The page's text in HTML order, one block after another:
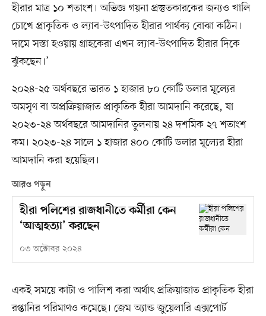
হীরার মাত্র ১০ শতাংশ। অভিজ্ঞ গয়না প্রস্তুতকারকের জন্যও খালি
চোখে প্রাকৃতিক ও ল্যাব-উৎপাদিত হীরার পার্থক্য বোঝা কঠিন।
দামে সস্তা হওয়ায় গ্রাহকেরা এখন ল্যাব-উৎপাদিত হীরার দিকে
ঝুঁকছেন।’
২০২৪-২৫ অর্থবছরে ভারত ১ হাজার ৮০ কোটি ডলার মূল্যের
অমসৃণ বা অপ্রক্রিয়াজাত প্রাকৃতিক হীরা আমদানি করেছে, যা
২০২৩-২৪ অর্থবছরে আমদানির তুলনায় ২৪ দশমিক ২৭ শতাংশ
কম। ২০২৩-২৪ সালে ১ হাজার ৪০০ কোটি ডলার মূল্যের হীরা
আমদানি করা হয়েছিল।
আরও পড়ুন
হীরা পলিশের রাজধানীতে কর্মীরা কেন
‘আত্মহত্যা’ করছেন
০৩ অক্টোবর ২০২৪
একই সময়ে কাটা ও পালিশ করা অর্থাৎ প্রক্রিয়াজাত প্রাকৃতিক হীরা
রপ্তানির পরিমাণও কমেছে। জেম অ্যান্ড জুয়েলারি এক্সপোর্ট